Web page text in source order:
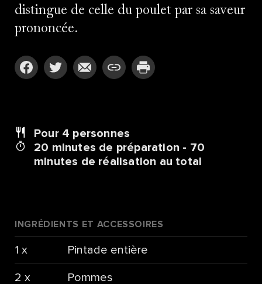
distingue de celle du poulet par sa saveur
prononcée.
Pour 4 personnes
20 minutes de préparation - 70
minutes de réalisation au total
INGRÉDIENTS ET ACCESSOIRES
1 x Pintade entière
2 x Pommes